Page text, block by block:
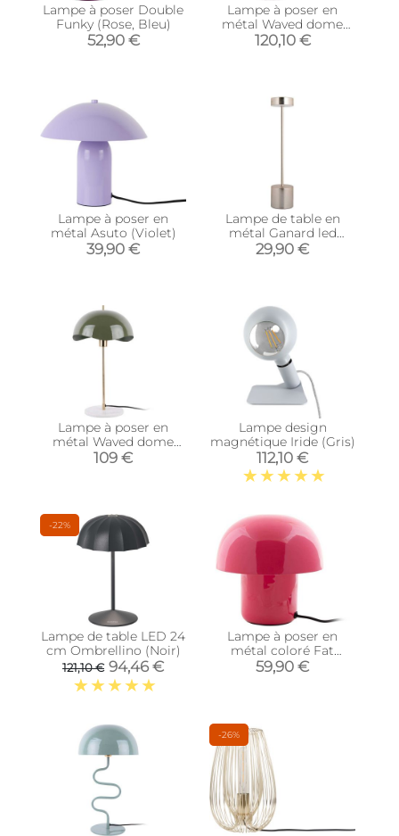
Lampe à poser Double
Funky (Rose, Bleu)
52,90 €
Lampe à poser en
métal Waved dome
(Jaune miel)
120,10 €
Lampe à poser en
métal Asuto (Violet)
39,90 €
Lampe de table en
métal Ganard led
(Argent)
29,90 €
Lampe à poser en
métal Waved dome
(Vert jungle)
109 €
Lampe design
magnétique Iride (Gris)
112,10 €
-22%
Lampe de table LED 24
cm Ombrellino (Noir)
121,10 € 94,46 €
Lampe à poser en
métal coloré Fat
Mushroom Mini (Rose)
59,90 €
-26%